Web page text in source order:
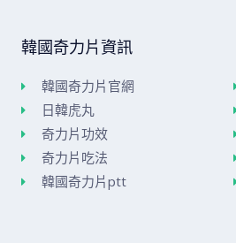
韓國奇力片資訊
韓國奇力片官網
日韓虎丸
奇力片功效
奇力片吃法
韓國奇力片ptt